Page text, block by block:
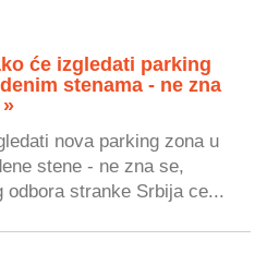
će izgledati parking
stenama - ne zna
nova parking zona u
stene - ne zna se,
stranke Srbija ce...